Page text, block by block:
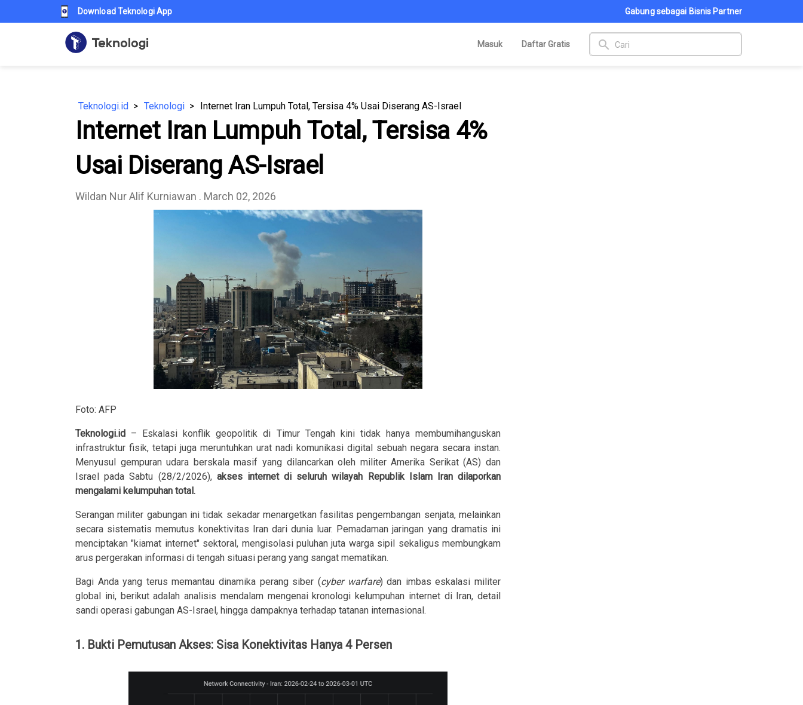
Download Teknologi App Gabung sebagai Bisnis Partner
Masuk Daftar Gratis search
Teknologi.id Teknologi Internet Iran Lumpuh Total, Tersisa 4% Usai Diserang AS-Israel
Internet Iran Lumpuh Total, Tersisa 4%
Usai Diserang AS-Israel
Wildan Nur Alif Kurniawan . March 02, 2026
Foto: AFP
Teknologi.id – Eskalasi konflik geopolitik di Timur Tengah kini tidak hanya membumihanguskan
infrastruktur fisik, tetapi juga meruntuhkan urat nadi komunikasi digital sebuah negara secara instan.
Menyusul gempuran udara berskala masif yang dilancarkan oleh militer Amerika Serikat (AS) dan
Israel pada Sabtu (28/2/2026), akses internet di seluruh wilayah Republik Islam Iran dilaporkan
mengalami kelumpuhan total.
Serangan militer gabungan ini tidak sekadar menargetkan fasilitas pengembangan senjata, melainkan
secara sistematis memutus konektivitas Iran dari dunia luar. Pemadaman jaringan yang dramatis ini
menciptakan "kiamat internet" sektoral, mengisolasi puluhan juta warga sipil sekaligus membungkam
arus pergerakan informasi di tengah situasi perang yang sangat mematikan.
Bagi Anda yang terus memantau dinamika perang siber (cyber warfare) dan imbas eskalasi militer
global ini, berikut adalah analisis mendalam mengenai kronologi kelumpuhan internet di Iran, detail
sandi operasi gabungan AS-Israel, hingga dampaknya terhadap tatanan internasional.
1. Bukti Pemutusan Akses: Sisa Konektivitas Hanya 4 Persen